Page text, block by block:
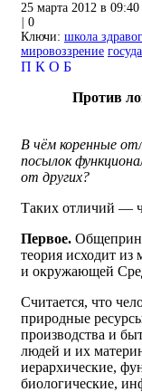
25 марта 2012 в 09:40
0
Ключи: школа
мировоззрение
П К О Б
Против
В чём коренные
посылок
от других?
Таких отличий —
Первое.
теория исходит из
и окружающей
Считается, что
природные
производства и
людей и их
иерархические,
биологические,